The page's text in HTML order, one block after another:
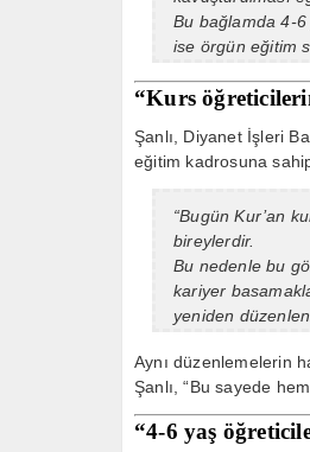
Bu bağlamda 4-6
ise örgün eğitim
“Kurs
Şanlı, Diyanet İşleri
eğitim kadrosuna
“Bugün Kur’an
bireylerdir.
Bu nedenle bu
kariyer
yeniden
Aynı düzenlemelerin
Şanlı, “Bu sayede
“4-6 yaş